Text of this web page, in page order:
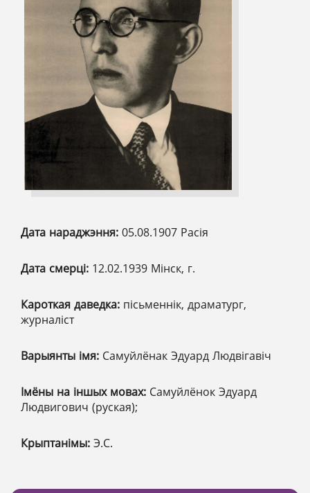
Дата нараджэння: 05.08.1907 Расія
Дата смерці: 12.02.1939 Мінск, г.
Кароткая даведка: пісьменнік, драматург,
журналіст
Варыянты імя: Самуйлёнак Эдуард Людвігавіч
Імёны на іншых мовах: Самуйлёнок Эдуард
Людвигович (руская);
Крыптанімы: Э.С.